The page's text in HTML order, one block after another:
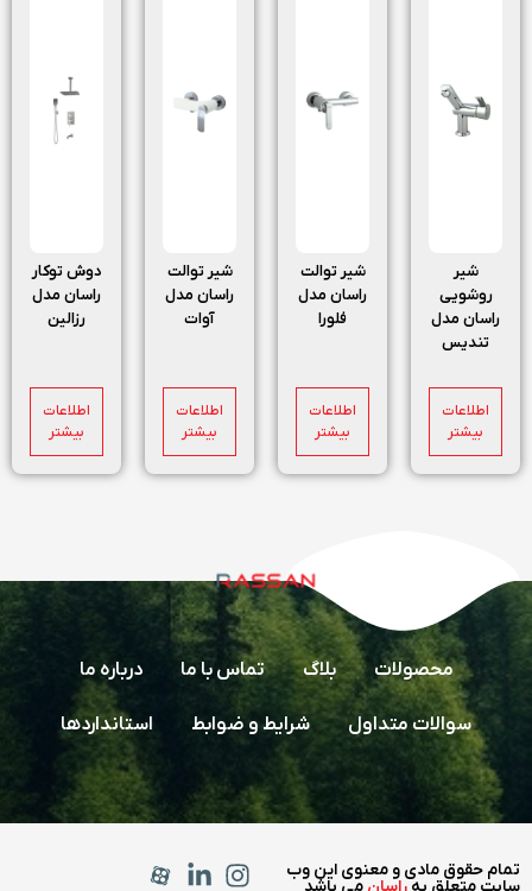
شیر
روشویی
راسان مدل
تندیس
اطلاعات
بیشتر
شیر توالت
راسان مدل
فلورا
اطلاعات
بیشتر
شیر توالت
راسان مدل
آوات
اطلاعات
بیشتر
دوش توکار
راسان مدل
رزالین
اطلاعات
بیشتر
محصولات بلاگ تماس با ما درباره ما
سوالات متداول شرایط و ضوابط استانداردها
تمام حقوق مادی و معنوی این وب